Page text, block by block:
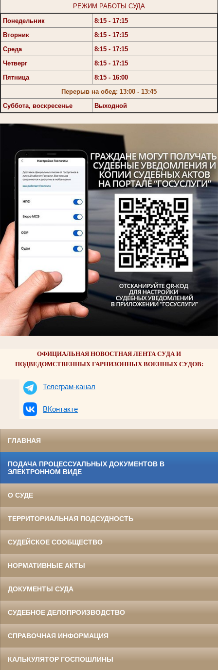
РЕЖИМ РАБОТЫ СУДА
Понедельник
8:15 - 17:15
Вторник
8:15 - 17:15
Среда
8:15 - 17:15
Четверг
8:15 - 17:15
Пятница
8:15 - 16:00
Перерыв на обед: 13:00 - 13:45
Суббота, воскресенье
Выходной
ОФИЦИАЛЬНАЯ НОВОСТНАЯ ЛЕНТА СУДА И
ПОДВЕДОМСТВЕННЫХ ГАРНИЗОННЫХ ВОЕННЫХ СУДОВ:
Телеграм-канал
ВКонтакте
ГЛАВНАЯ
ПОДАЧА ПРОЦЕССУАЛЬНЫХ ДОКУМЕНТОВ В
ЭЛЕКТРОННОМ ВИДЕ
О СУДЕ
ТЕРРИТОРИАЛЬНАЯ ПОДСУДНОСТЬ
СУДЕЙСКОЕ СООБЩЕСТВО
НОРМАТИВНЫЕ АКТЫ
ДОКУМЕНТЫ СУДА
СУДЕБНОЕ ДЕЛОПРОИЗВОДСТВО
СПРАВОЧНАЯ ИНФОРМАЦИЯ
КАЛЬКУЛЯТОР ГОСПОШЛИНЫ